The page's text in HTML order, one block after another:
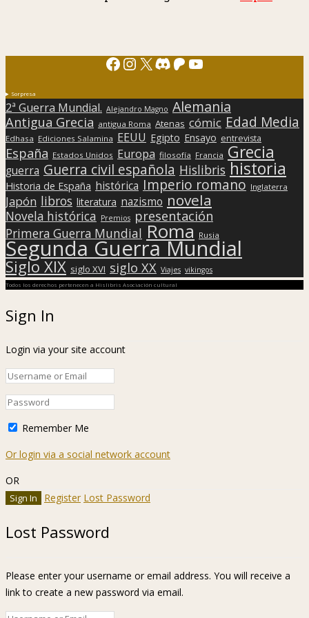
Facebook
Instagram
X Discord
Patreon
YouTube
Sorpresa
2ª Guerra Mundial. Alejandro Magno Alemania
Antigua Grecia antigua Roma Atenas cómic Edad Media
Edhasa Ediciones Salamina EEUU Egipto Ensayo entrevista
España Estados Unidos Europa filosofía Francia Grecia
guerra Guerra civil española Hislibris historia
Historia de España histórica Imperio romano Inglaterra
Japón libros literatura nazismo novela
Novela histórica Premios presentación
Primera Guerra Mundial Roma Rusia
Segunda Guerra Mundial
Siglo XIX siglo XVI siglo XX Viajes vikingos
Todos los derechos pertenecen a Hislibris Asociación cultural
Sign In
Login via your site account
Remember Me
Or login via a social network account
OR
Register Lost Password
Lost Password
Please enter your username or email address. You will receive a
link to create a new password via email.